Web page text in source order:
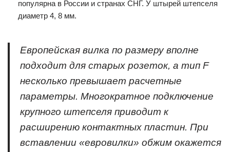
популярна в России и странах СНГ. У штырей штепселя
диаметр 4, 8 мм.
Европейская вилка по размеру вполне
подходит для старых розеток, а тип F
несколько превышает расчетные
параметры. Многократное подключение
крупного штепселя приводит к
расширению контактных пластин. При
вставлении «евровилки» обжим окажется